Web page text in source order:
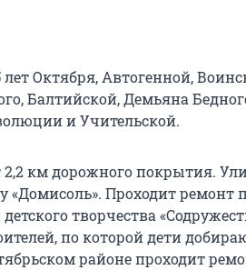
Октября, Автогенной,
Балтийской, Демьяна
и Учительской.
км дорожного покрытия.
Проходит ремонт
творчества
по которой дети
районе проходит